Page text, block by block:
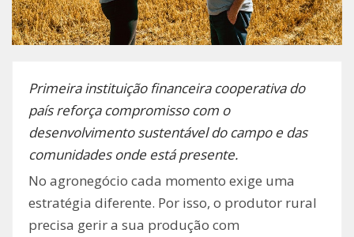
Primeira instituição financeira cooperativa do
país reforça compromisso com o
desenvolvimento sustentável do campo e das
comunidades onde está presente.
No agronegócio cada momento exige uma
estratégia diferente. Por isso, o produtor rural
precisa gerir a sua produção com